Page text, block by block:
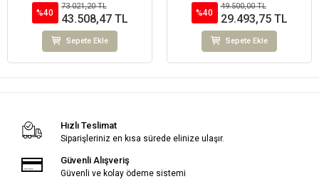
%40
73.021,20 TL
43.508,47 TL
Sepete Ekle
%40
49.500,00 TL
29.493,75 TL
Sepete Ekle
Hızlı Teslimat
Siparişleriniz en kısa sürede elinize ulaşır.
Güvenli Alışveriş
Güvenli ve kolay ödeme sistemi